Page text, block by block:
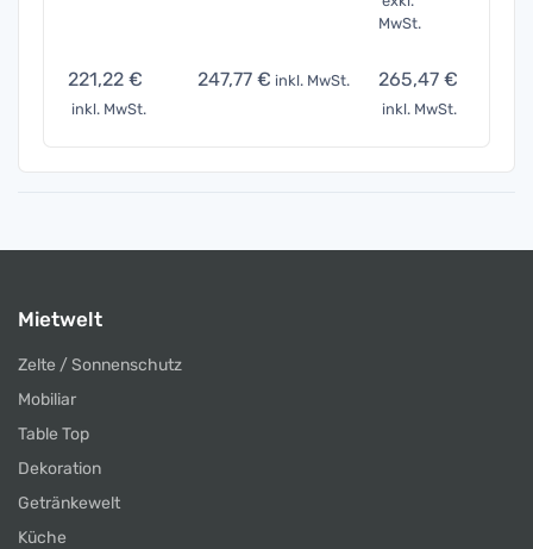
MwSt.
221,22 €
inkl. MwSt.
247,77 € inkl. MwSt. 265,47 €
inkl. MwSt.
Mietwelt
Zelte / Sonnenschutz
Mobiliar
Table Top
Dekoration
Getränkewelt
Küche